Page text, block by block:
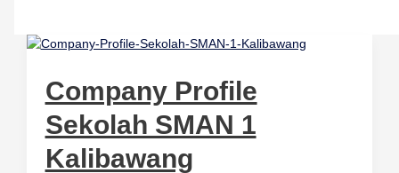
Company Profile
Sekolah SMAN 1
Kalibawang